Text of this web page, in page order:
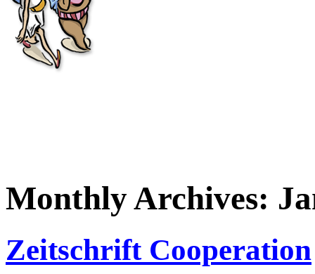
Monthly Archives:
Zeitschrift Cooperation